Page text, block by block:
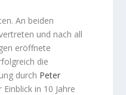
An beiden
und nach all
eröffnete
die
durch Peter
in 10 Jahre